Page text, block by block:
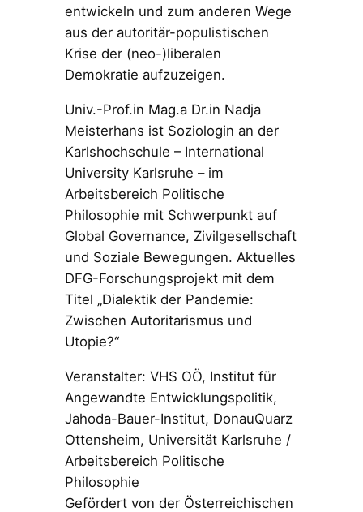
entwickeln und zum anderen Wege
aus der autoritär-populistischen
Krise der (neo-)liberalen
Demokratie aufzuzeigen.
Univ.-Prof.in Mag.a Dr.in Nadja
Meisterhans ist Soziologin an der
Karlshochschule – International
University Karlsruhe – im
Arbeitsbereich Politische
Philosophie mit Schwerpunkt auf
Global Governance, Zivilgesellschaft
und Soziale Bewegungen. Aktuelles
DFG-Forschungsprojekt mit dem
Titel „Dialektik der Pandemie:
Zwischen Autoritarismus und
Utopie?“
Veranstalter: VHS OÖ, Institut für
Angewandte Entwicklungspolitik,
Jahoda-Bauer-Institut, DonauQuarz
Ottensheim, Universität Karlsruhe /
Arbeitsbereich Politische
Philosophie
Gefördert von der Österreichischen